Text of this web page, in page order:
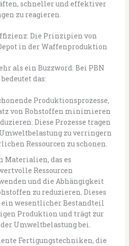
schneller und effektiver
zu reagieren.
Die Prinzipien von
in der Waffenproduktion
als ein Buzzword. Bei PBN
das:
Produktionsprozesse,
von Rohstoffen minimieren
Diese Prozesse tragen
zu verringern
Ressourcen zu schonen.
Materialien, das es
Ressourcen
und die Abhängigkeit
zu reduzieren. Dieses
ein wesentlicher Bestandteil
Produktion und trägt zur
Umweltbelastung bei.
Fertigungstechniken, die